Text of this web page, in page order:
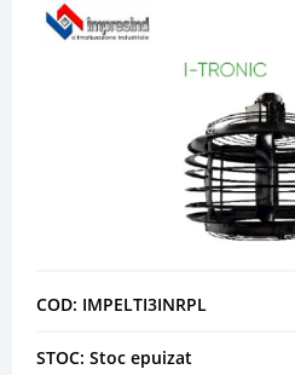
COD: IMPELTI3INRPL
STOC: Stoc epuizat